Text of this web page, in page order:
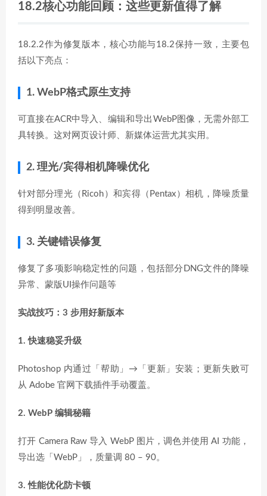
18.2核心功能回顾：这些更新值得了解
18.2.2作为修复版本，核心功能与18.2保持一致，主要包
括以下亮点：
1. WebP格式原生支持
可直接在ACR中导入、编辑和导出WebP图像，无需外部工
具转换。这对网页设计师、新媒体运营尤其实用。
2. 理光/宾得相机降噪优化
针对部分理光（Ricoh）和宾得（Pentax）相机，降噪质量
得到明显改善。
3. 关键错误修复
修复了多项影响稳定性的问题，包括部分DNG文件的降噪
异常、蒙版UI操作问题等
实战技巧：3 步用好新版本
1. 快速稳妥升级
Photoshop 内通过「帮助」→「更新」安装；更新失败可
从 Adobe 官网下载插件手动覆盖。
2. WebP 编辑秘籍
打开 Camera Raw 导入 WebP 图片，调色并使用 AI 功能，
导出选「WebP」，质量调 80 – 90。
3. 性能优化防卡顿